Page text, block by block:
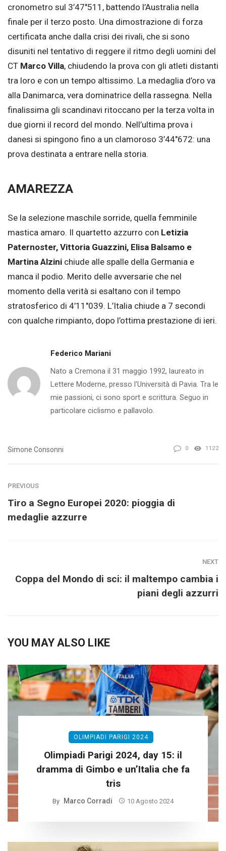
cronometro sul 3’47″511, battendo l’Australia nella
finale per il terzo posto. Una dimostrazione di forza
certificata anche dalla crisi dei rivali, che si sono
disuniti nel tentativo di reggere il ritmo degli uomini del
CT Marco Villa, chiudendo la prova con gli atleti distanti
tra loro e con un tempo altissimo. La medaglia d’oro va
alla Danimarca, vera dominatrice della rassegna. Nella
finalissima gli scandinavi ritoccano per la terza volta in
due giorni il record del mondo. Nell’ultima prova i
danesi si spingono fino a un clamoroso 3’44″672: una
prova destinata a entrare nella storia.
AMAREZZA
Se la selezione maschile sorride, quella femminile
mastica amaro. Il quartetto azzurro con Letizia
Paternoster, Vittoria Guazzini, Elisa Balsamo e
Martina Alzini chiude alle spalle della Germania e
manca il podio. Merito delle avversarie che nel
momento della verità si esaltano con il tempo
stratosferico di 4’11″039. L’Italia chiude a 7 secondi
con qualche rimpianto, dopo l’ottima prestazione di ieri.
Federico Mariani
Nato a Cremona il 31 maggio 1992, laureato in
Lettere Moderne, presso l'Università di Pavia. Tra le
mie passioni, ci sono sport e scrittura. Seguo in
particolare ciclismo e pallavolo.
Simone Consonni 0 1122
PREVIOUS
Tiro a Segno Europei 2020: pioggia di
medaglie azzurre
NEXT
Coppa del Mondo di sci: il maltempo cambia i
piani degli azzurri
YOU MAY ALSO LIKE
OLIMPIADI PARIGI 2024
Olimpiadi Parigi 2024, day 15: il
dramma di Gimbo e un’Italia che fa
tris
By Marco Corradi 10 Agosto 2024